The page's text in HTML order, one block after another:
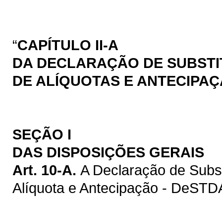
“CAPÍTULO II-A
DA DECLARAÇÃO DE
DE ALÍQUOTAS E
SEÇÃO I
DAS DISPOSIÇÕES GERAIS
Art. 10-A. A Declaração de
Alíquota e Antecipação -